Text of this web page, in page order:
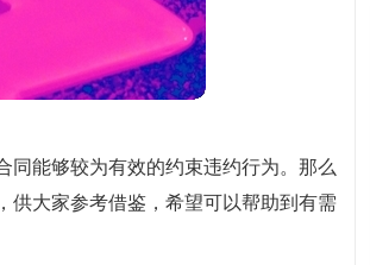
同能够较为有效的约束违约行为。那么
供大家参考借鉴，希望可以帮助到有需